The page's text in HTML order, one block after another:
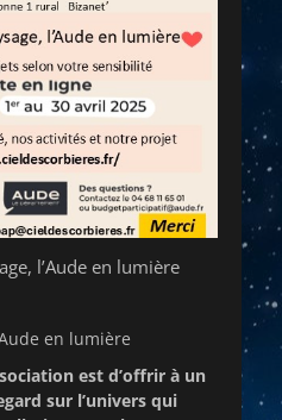
l’Aude en lumière
en lumière
est d’offrir à un
sur l’univers qui